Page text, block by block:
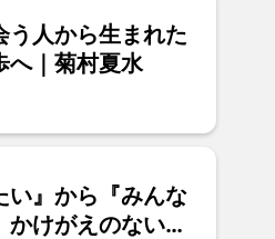
う人から生まれた
へ｜菊村夏水
い』から『みんな
けがえのないダ